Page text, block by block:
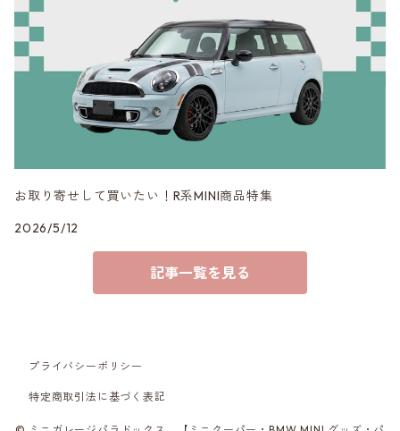
3DDesign
お取り寄せして買いたい！R系MINI商品特集
2026/5/12
記事一覧を見る
プライバシーポリシー
特定商取引法に基づく表記